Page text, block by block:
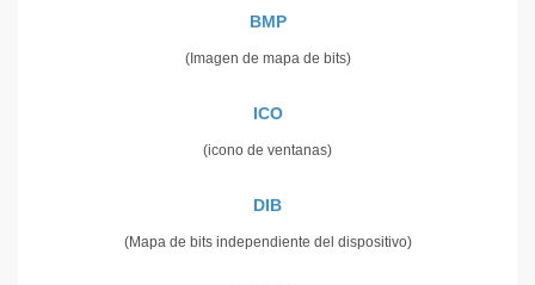
BMP
(Imagen de mapa de bits)
ICO
(icono de ventanas)
DIB
(Mapa de bits independiente del dispositivo)